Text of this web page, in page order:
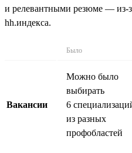
и релевантными резюме — из-
hh.индекса.
Было
Вакансии
Можно было
выбирать
6
из разных
профобластей